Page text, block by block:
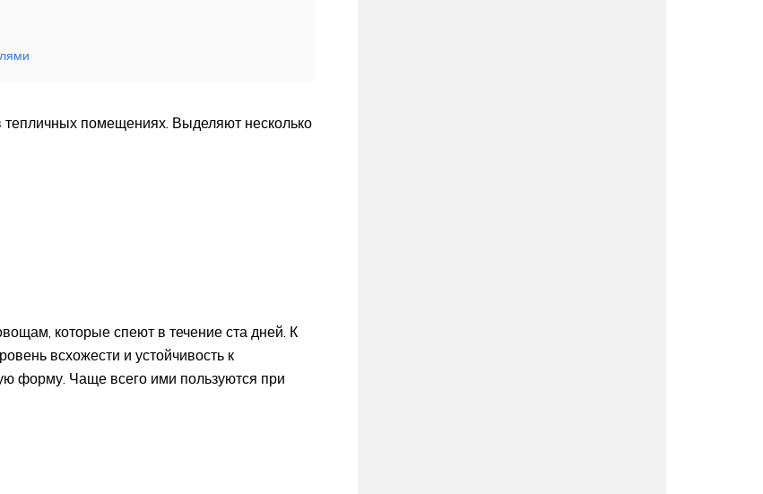
помещениях. Выделяют несколько
которые спеют в течение ста дней. К
всхожести и устойчивость к
форму. Чаще всего ими пользуются при